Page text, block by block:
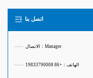
اتصل بنا
—— الاتصال：Manager
—— الهاتف：+86 19833790008